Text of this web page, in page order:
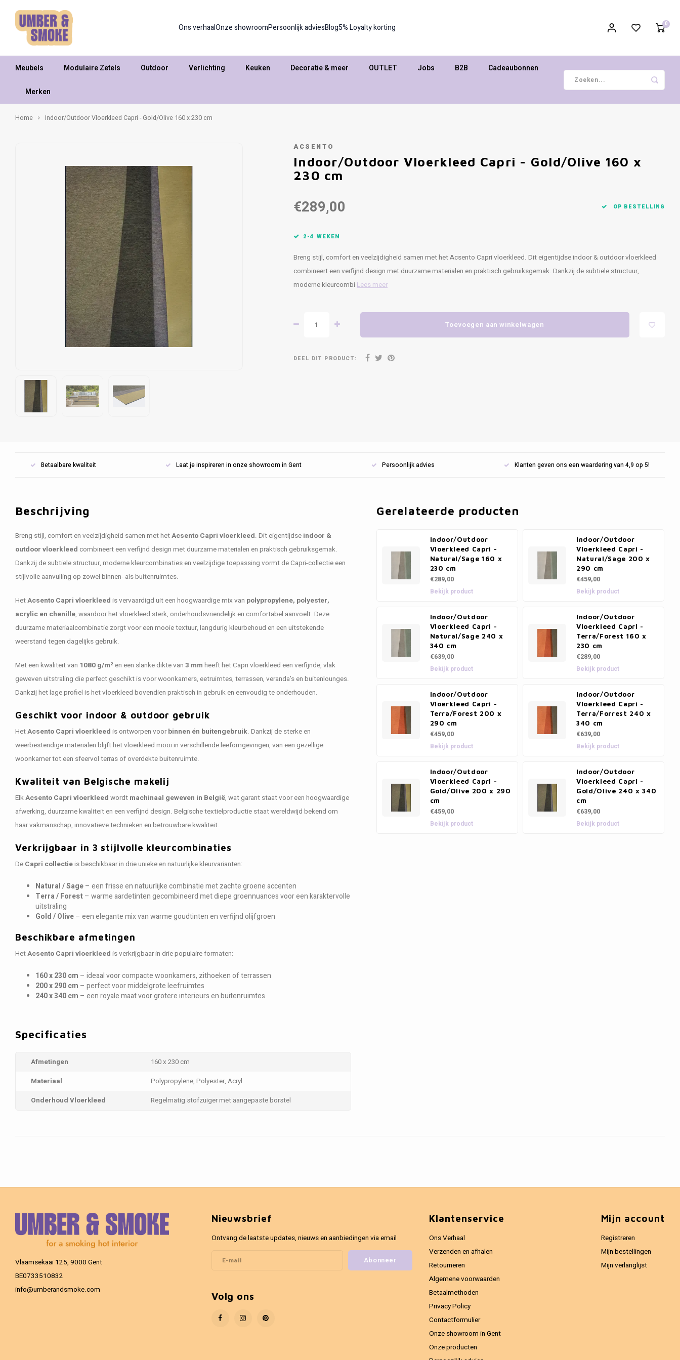
Ons verhaalOnze showroomPersoonlijk adviesBlog5% Loyalty korting 0
Meubels Modulaire Zetels Outdoor Verlichting Keuken Decoratie & meer OUTLET Jobs B2B Cadeaubonnen
Merken
Home Indoor/Outdoor Vloerkleed Capri - Gold/Olive 160 x 230 cm
ACSENTO
Indoor/Outdoor Vloerkleed Capri - Gold/Olive 160 x
230 cm
€289,00 OP BESTELLING
2-4 WEKEN
Breng stijl, comfort en veelzijdigheid samen met het Acsento Capri vloerkleed. Dit eigentijdse indoor & outdoor vloerkleed
combineert een verfijnd design met duurzame materialen en praktisch gebruiksgemak. Dankzij de subtiele structuur,
moderne kleurcombiLees meer
Toevoegen aan winkelwagen
DEEL DIT PRODUCT:
Betaalbare kwaliteit Laat je inspireren in onze showroom in Gent Persoonlijk advies Klanten geven ons een waardering van 4,9 op 5!
Beschrijving
Breng stijl, comfort en veelzijdigheid samen met hetAcsento Capri vloerkleed. Dit eigentijdse indoor &
outdoor vloerkleed combineert een verfijnd design met duurzame materialen en praktisch gebruiksgemak.
Dankzij de subtiele structuur, moderne kleurcombinaties en veelzijdige toepassing vormt de Capri-collectie een
stijlvolle aanvulling op zowel binnen- als buitenruimtes.
HetAcsento Capri vloerkleed is vervaardigd uit een hoogwaardige mix van polypropylene, polyester,
acrylic en chenille, waardoor het vloerkleed sterk, onderhoudsvriendelijk en comfortabel aanvoelt. Deze
duurzame materiaalcombinatie zorgt voor een mooie textuur, langdurig kleurbehoud en een uitstekende
weerstand tegen dagelijks gebruik.
Met een kwaliteit van 1080 g/m²en een slanke dikte van 3 mm heeft het Capri vloerkleed een verfijnde, vlak
geweven uitstraling die perfect geschikt is voor woonkamers, eetruimtes, terrassen, veranda’s en buitenlounges.
Dankzij het lage profiel is het vloerkleed bovendien praktisch in gebruik en eenvoudig te onderhouden.
Geschikt voor indoor & outdoor gebruik
HetAcsento Capri vloerkleed is ontworpen voorbinnen én buitengebruik. Dankzij de sterke en
weerbestendige materialen blijft het vloerkleed mooi in verschillende leefomgevingen, van een gezellige
woonkamer tot een sfeervol terras of overdekte buitenruimte.
Kwaliteit van Belgische makelij
ElkAcsento Capri vloerkleed wordt machinaal geweven in België, wat garant staat voor een hoogwaardige
afwerking, duurzame kwaliteit en een verfijnd design. Belgische textielproductie staat wereldwijd bekend om
haar vakmanschap, innovatieve technieken en betrouwbare kwaliteit.
Verkrijgbaar in 3 stijlvolle kleurcombinaties
De Capri collectieis beschikbaar in drie unieke en natuurlijke kleurvarianten:
Natural / Sage– een frisse en natuurlijke combinatie met zachte groene accenten
Terra / Forest– warme aardetinten gecombineerd met diepe groennuances voor een karaktervolle
uitstraling
Gold / Olive– een elegante mix van warme goudtinten en verfijnd olijfgroen
Beschikbare afmetingen
HetAcsento Capri vloerkleed is verkrijgbaar in drie populaire formaten:
160 x 230 cm – ideaal voor compacte woonkamers, zithoeken of terrassen
200 x 290 cm – perfect voor middelgrote leefruimtes
240 x 340 cm – een royale maat voor grotere interieurs en buitenruimtes
Specificaties
Afmetingen
160 x 230 cm
Materiaal
Polypropylene, Polyester, Acryl
Onderhoud Vloerkleed
Regelmatig stofzuiger met aangepaste borstel
Gerelateerde producten
Indoor/Outdoor
Vloerkleed Capri -
Natural/Sage 160 x
230 cm
€289,00
Bekijk product
Indoor/Outdoor
Vloerkleed Capri -
Natural/Sage 200 x
290 cm
€459,00
Bekijk product
Indoor/Outdoor
Vloerkleed Capri -
Natural/Sage 240 x
340 cm
€639,00
Bekijk product
Indoor/Outdoor
Vloerkleed Capri -
Terra/Forest 160 x
230 cm
€289,00
Bekijk product
Indoor/Outdoor
Vloerkleed Capri -
Terra/Forest 200 x
290 cm
€459,00
Bekijk product
Indoor/Outdoor
Vloerkleed Capri -
Terra/Forrest 240 x
340 cm
€639,00
Bekijk product
Indoor/Outdoor
Vloerkleed Capri -
Gold/Olive 200 x 290
cm
€459,00
Bekijk product
Indoor/Outdoor
Vloerkleed Capri -
Gold/Olive 240 x 340
cm
€639,00
Bekijk product
Vlaamsekaai 125, 9000 Gent
BE0733510832
info@umberandsmoke.com
Nieuwsbrief
Ontvang de laatste updates, nieuws en aanbiedingen via email
Abonneer
Volg ons
Klantenservice
Ons Verhaal
Verzenden en afhalen
Retourneren
Algemene voorwaarden
Betaalmethoden
Privacy Policy
Contactformulier
Onze showroom in Gent
Onze producten
Mijn account
Registreren
Mijn bestellingen
Mijn verlanglijst